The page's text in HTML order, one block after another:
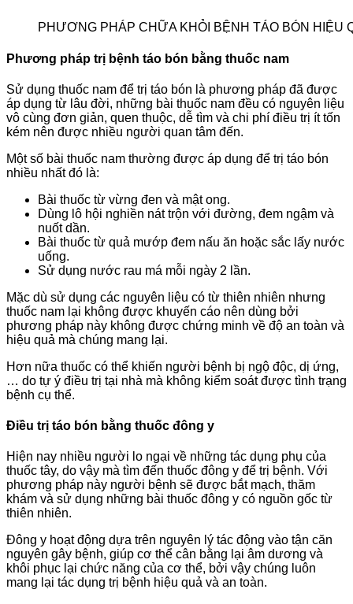
PHƯƠNG PHÁP CHỮA KHỎI BỆNH TÁO BÓN HIỆU
Phương pháp trị bệnh táo bón bằng thuốc nam
Sử dụng thuốc nam để trị táo bón là phương pháp đã được
áp dụng từ lâu đời, những bài thuốc nam đều có nguyên liệu
vô cùng đơn giản, quen thuộc, dễ tìm và chi phí điều trị ít tốn
kém nên được nhiều người quan tâm đến.
Một số bài thuốc nam thường được áp dụng để trị táo bón
nhiều nhất đó là:
Bài thuốc từ vừng đen và mật ong.
Dùng lô hội nghiền nát trộn với đường, đem ngậm và
nuốt dần.
Bài thuốc từ quả mướp đem nấu ăn hoặc sắc lấy nước
uống.
Sử dụng nước rau má mỗi ngày 2 lần.
Mặc dù sử dụng các nguyên liệu có từ thiên nhiên nhưng
thuốc nam lại không được khuyến cáo nên dùng bởi
phương pháp này không được chứng minh về độ an toàn và
hiệu quả mà chúng mang lại.
Hơn nữa thuốc có thể khiến người bệnh bị ngộ độc, dị ứng,
… do tự ý điều trị tại nhà mà không kiểm soát được tình trạng
bệnh cụ thể.
Điều trị táo bón bằng thuốc đông y
Hiện nay nhiều người lo ngại về những tác dụng phụ của
thuốc tây, do vậy mà tìm đến thuốc đông y để trị bệnh. Với
phương pháp này người bệnh sẽ được bắt mạch, thăm
khám và sử dụng những bài thuốc đông y có nguồn gốc từ
thiên nhiên.
Đông y hoạt động dựa trên nguyên lý tác động vào tận căn
nguyên gây bệnh, giúp cơ thể cân bằng lại âm dương và
khôi phục lại chức năng của cơ thể, bởi vậy chúng luôn
mang lại tác dụng trị bệnh hiệu quả và an toàn.